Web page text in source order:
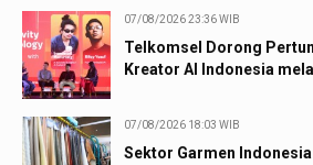
07/08/2026 23:36 WIB
Telkomsel Dorong
Kreator AI Indonesia
07/08/2026 18:03 WIB
Sektor Garmen